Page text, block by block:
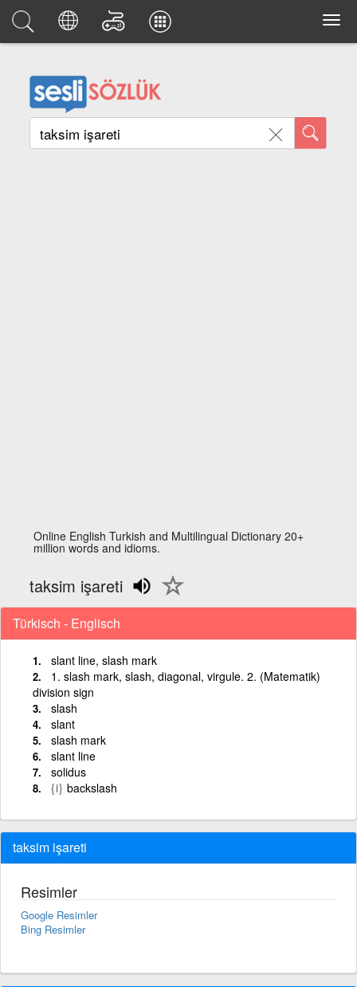
Online English Turkish and Multilingual Dictionary 20+
million words and idioms.
taksim işareti
Türkisch - Englisch
slant line, slash mark
1. slash mark, slash, diagonal, virgule. 2. (Matematik)
division sign
slash
slant
slash mark
slant line
solidus
{i} backslash
taksim işareti
Resimler
Google Resimler
Bing Resimler